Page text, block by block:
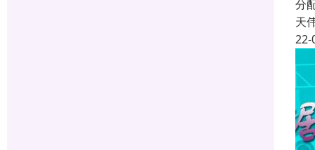
分
天
22-